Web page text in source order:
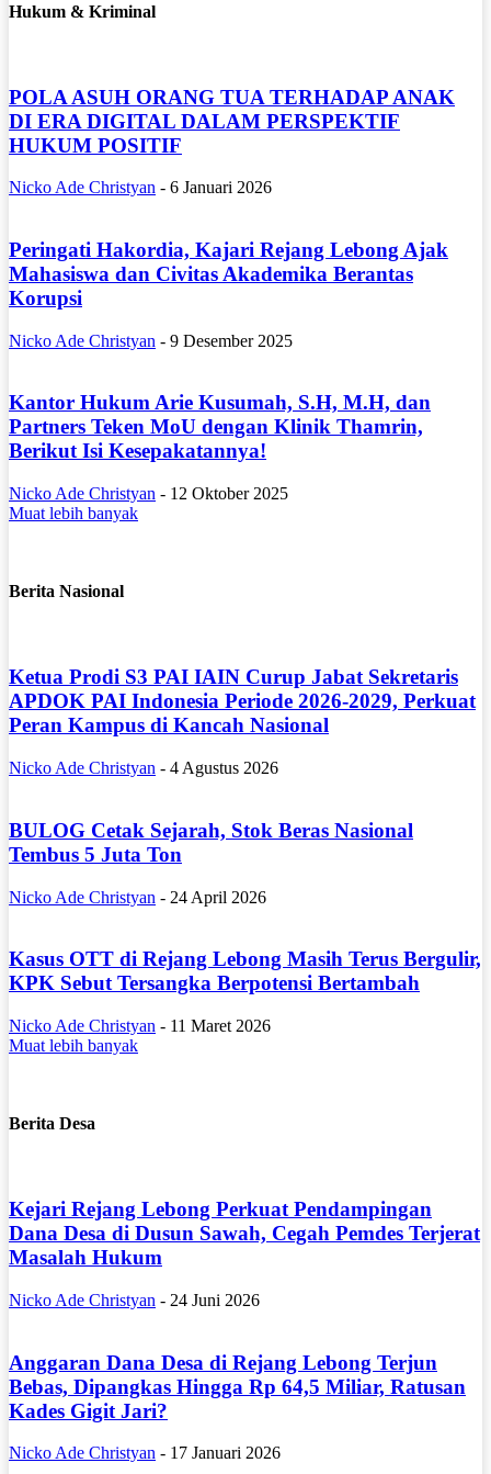
Hukum & Kriminal
POLA ASUH ORANG TUA TERHADAP ANAK
DI ERA DIGITAL DALAM PERSPEKTIF
HUKUM POSITIF
Nicko Ade Christyan - 6 Januari 2026
Peringati Hakordia, Kajari Rejang Lebong Ajak
Mahasiswa dan Civitas Akademika Berantas
Korupsi
Nicko Ade Christyan - 9 Desember 2025
Kantor Hukum Arie Kusumah, S.H, M.H, dan
Partners Teken MoU dengan Klinik Thamrin,
Berikut Isi Kesepakatannya!
Nicko Ade Christyan - 12 Oktober 2025
Muat lebih banyak
Berita Nasional
Ketua Prodi S3 PAI IAIN Curup Jabat Sekretaris
APDOK PAI Indonesia Periode 2026-2029, Perkuat
Peran Kampus di Kancah Nasional
Nicko Ade Christyan - 4 Agustus 2026
BULOG Cetak Sejarah, Stok Beras Nasional
Tembus 5 Juta Ton
Nicko Ade Christyan - 24 April 2026
Kasus OTT di Rejang Lebong Masih Terus Bergulir,
KPK Sebut Tersangka Berpotensi Bertambah
Nicko Ade Christyan - 11 Maret 2026
Muat lebih banyak
Berita Desa
Kejari Rejang Lebong Perkuat Pendampingan
Dana Desa di Dusun Sawah, Cegah Pemdes Terjerat
Masalah Hukum
Nicko Ade Christyan - 24 Juni 2026
Anggaran Dana Desa di Rejang Lebong Terjun
Bebas, Dipangkas Hingga Rp 64,5 Miliar, Ratusan
Kades Gigit Jari?
Nicko Ade Christyan - 17 Januari 2026